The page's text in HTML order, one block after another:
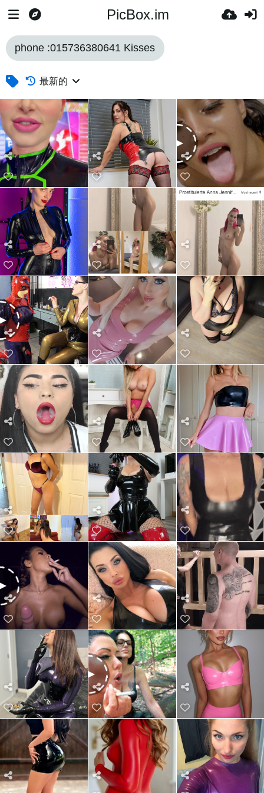
PicBox.im
phone :015736380641 Kisses
最新的